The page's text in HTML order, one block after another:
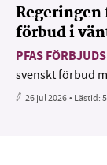
Regeringen
förbud i
PFAS FÖRBJUDS
svenskt förbud
26 jul 2026• Lästid: